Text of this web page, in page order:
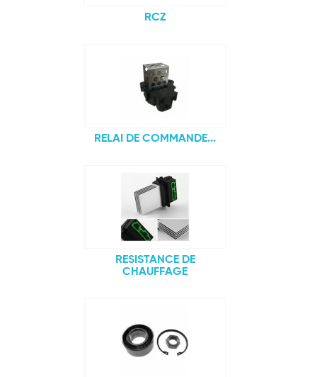
RCZ
RELAI DE COMMANDE...
RESISTANCE DE
CHAUFFAGE